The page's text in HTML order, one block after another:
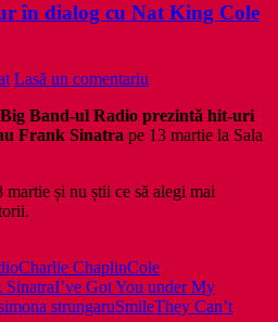
în dialog cu Nat King Cole
Lasă un comentariu
Band-ul Radio prezintă hit-uri
Frank Sinatra pe 13 martie la Sala
martie și nu știi ce să alegi mai
Charlie ChaplinCole
SinatraI’ve Got You under My
strungaruSmileThey Can’t